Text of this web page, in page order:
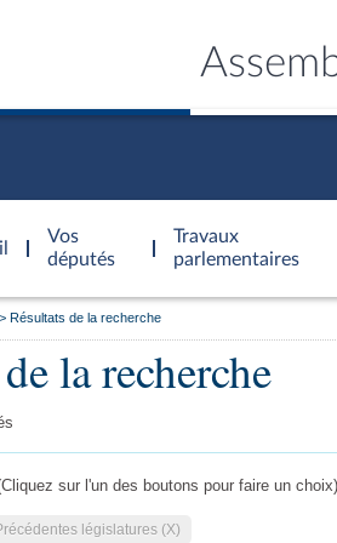
Vos
députés
Travaux
parlementaires
Résultats de la recherche
la recherche
sur l'un des boutons pour faire un choix)
législatures (X)